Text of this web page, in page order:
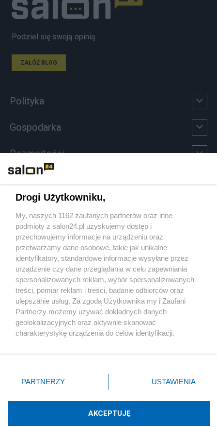
Podziel się swoją opinią
ZAŁÓŻ BLOG
Polityka
Gospodarka
Rozmaitości
Sport
Społeczeństwo
Kultura
X Facebook Instagram Youtube
Drogi Użytkowniku,
My, naszych 1162 zaufanych partnerów oraz inne
podmioty z salon24.pl uzyskujemy dostęp i
przechowujemy informacje na urządzeniu oraz
przetwarzamy dane osobowe, takie jak unikalne
identyfikatory, standardowe informacje wysyłane przez
urządzenie czy dane przeglądania w celu zapewniania
spersonalizowanych reklam, wybór spersonalizowanych
treści, pomiar reklam i treści, badanie odbiorców oraz
ulepszanie usług. Za zgodą Użytkownika my i Zaufani
Partnerzy możemy używać dokładnych danych
geolokalizacyjnych oraz aktywnie skanować
charakterystykę urządzenia do celów identyfikacji.
zmienić/wycofać klikając przycisk ustawień prywatności
znajdujący się w lewym dolnym rogu strony
rodzaje przetwarzania danych nie wymagają zgody
użytkownika, ale masz prawo sprzeciwić się takiemu
PARTNERZY USTAWIENIA
AKCEPTUJĘ